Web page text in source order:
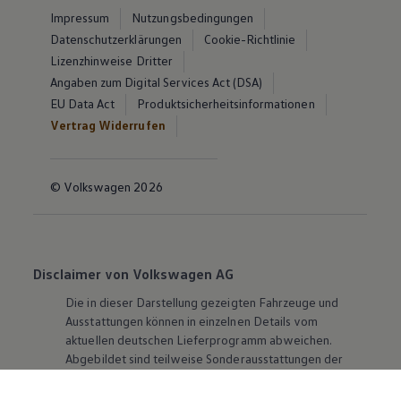
Impressum
Nutzungsbedingungen
Datenschutzerklärungen
Cookie-Richtlinie
Lizenzhinweise Dritter
Angaben zum Digital Services Act (DSA)
EU Data Act
Produktsicherheitsinformationen
Vertrag Widerrufen
© Volkswagen 2026
Disclaimer von Volkswagen AG
Die in dieser Darstellung gezeigten Fahrzeuge und
Ausstattungen können in einzelnen Details vom
aktuellen deutschen Lieferprogramm abweichen.
Abgebildet sind teilweise Sonderausstattungen der